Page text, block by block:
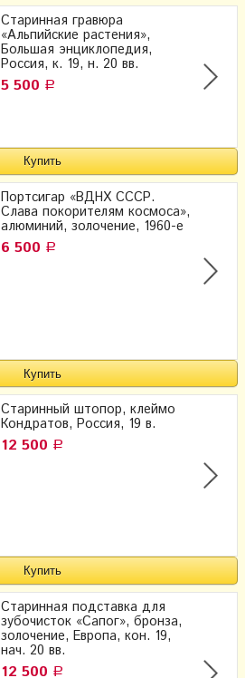
Старинная гравюра
«Альпийские растения»,
Большая энциклопедия,
Россия, к. 19, н. 20 вв.
5 500 Р
Портсигар «ВДНХ СССР.
Слава покорителям космоса»,
алюминий, золочение, 1960-е
6 500 Р
Старинный штопор, клеймо
Кондратов, Россия, 19 в.
12 500 Р
Старинная подставка для
зубочисток «Сапог», бронза,
золочение, Европа, кон. 19,
нач. 20 вв.
12 500 Р